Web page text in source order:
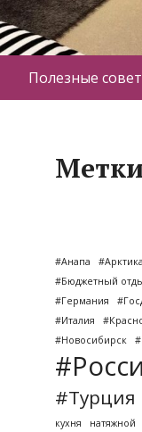
Полезные
Метки
#Анапа #Арктика
#Бюджетный
#Германия
#Италия
#Новосибирск
#Турция
кухня
натяжной